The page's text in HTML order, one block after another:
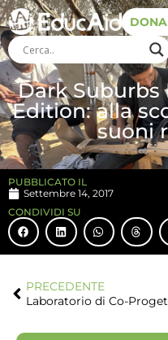
Dark Suburbs
Edition: alla
suoni
PUBBLICATO IL
Settembre 14, 2017
CONDIVIDI SU
PRECEDENTE